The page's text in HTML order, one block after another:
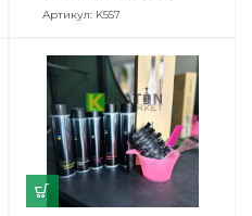
Артикул: K557